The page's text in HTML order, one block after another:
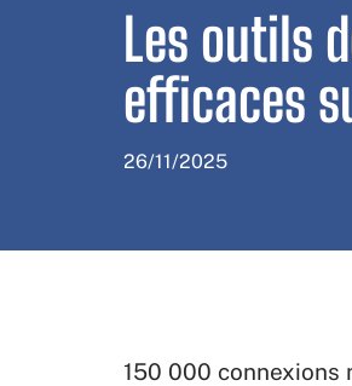
Les outils
efficaces
26/11/2025
150 000 connexions